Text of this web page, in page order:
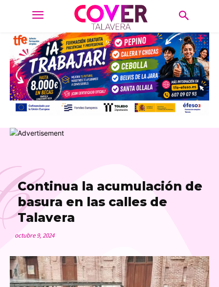
Continua la acumulación de
basura en las calles de
Talavera
octubre 9, 2024